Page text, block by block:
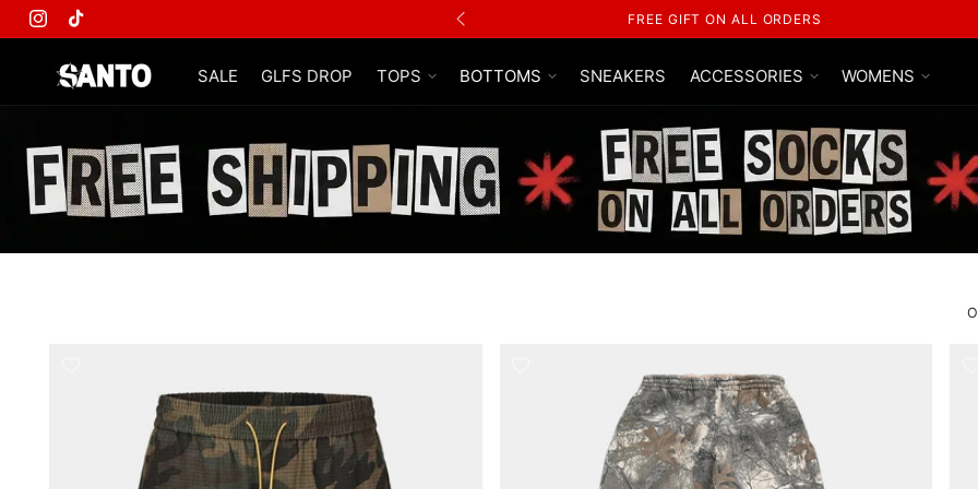
Instagram
TikTok
FREE SHIPPING ON ALL ORDERS
SALE GLFS DROP TOPS BOTTOMS SNEAKERS ACCESSORIES WOMENS